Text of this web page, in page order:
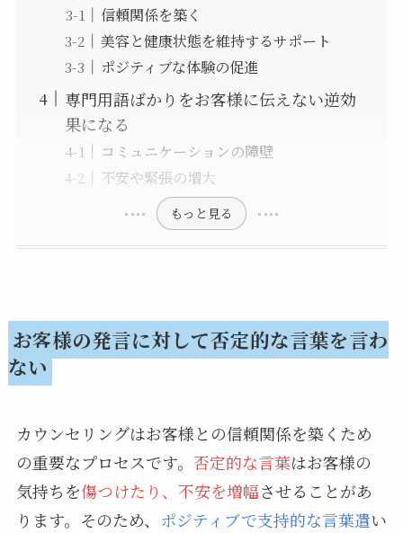
信頼関係を築く
美容と健康状態を維持するサポート
ポジティブな体験の促進
専門用語ばかりをお客様に伝えない逆効
果になる
コミュニケーションの障壁
不安や緊張の増大
もっと見る
お客様の発言に対して否定的な言葉を言わ
ない
カウンセリングはお客様との信頼関係を築くため
の重要なプロセスです。 否定的な言葉はお客様の
気持ちを傷つけたり、不安を増幅させることがあ
ります。そのため、 ポジティブで支持的な言葉遣い